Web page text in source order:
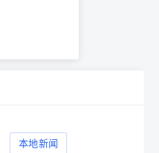
本地新闻